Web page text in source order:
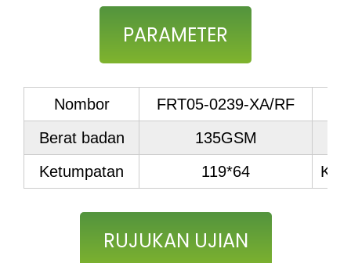
PARAMETER
Nombor FRT05-0239-XA/RF
Berat badan
135GSM
Ketumpatan
119*64
RUJUKAN UJIAN